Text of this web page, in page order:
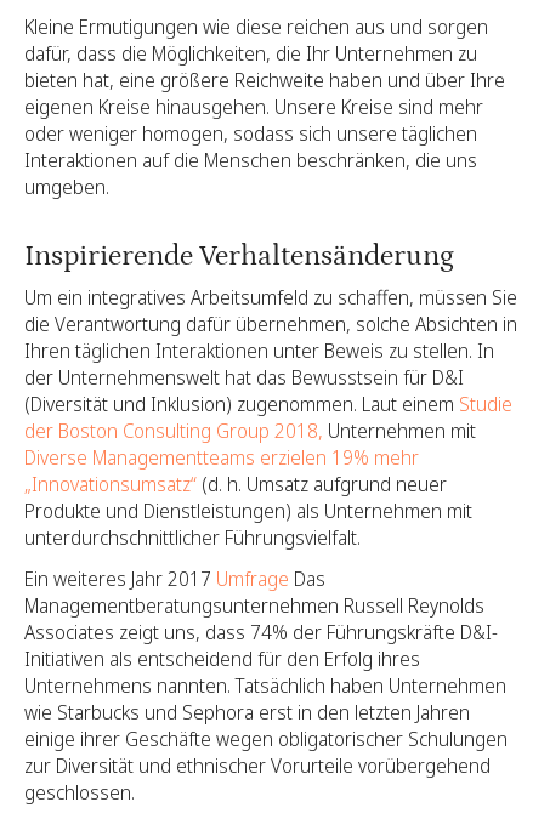
Kleine Ermutigungen wie diese reichen aus und sorgen
dafür, dass die Möglichkeiten, die Ihr Unternehmen zu
bieten hat, eine größere Reichweite haben und über Ihre
eigenen Kreise hinausgehen. Unsere Kreise sind mehr
oder weniger homogen, sodass sich unsere täglichen
Interaktionen auf die Menschen beschränken, die uns
umgeben.
Inspirierende Verhaltensänderung
Um ein integratives Arbeitsumfeld zu schaffen, müssen Sie
die Verantwortung dafür übernehmen, solche Absichten in
Ihren täglichen Interaktionen unter Beweis zu stellen. In
der Unternehmenswelt hat das Bewusstsein für D&I
(Diversität und Inklusion) zugenommen. Laut einem Studie
der Boston Consulting Group 2018, Unternehmen mit
Diverse Managementteams erzielen 19% mehr
„Innovationsumsatz“ (d. h. Umsatz aufgrund neuer
Produkte und Dienstleistungen) als Unternehmen mit
unterdurchschnittlicher Führungsvielfalt.
Ein weiteres Jahr 2017 Umfrage Das
Managementberatungsunternehmen Russell Reynolds
Associates zeigt uns, dass 74% der Führungskräfte D&I-
Initiativen als entscheidend für den Erfolg ihres
Unternehmens nannten. Tatsächlich haben Unternehmen
wie Starbucks und Sephora erst in den letzten Jahren
einige ihrer Geschäfte wegen obligatorischer Schulungen
zur Diversität und ethnischer Vorurteile vorübergehend
geschlossen.